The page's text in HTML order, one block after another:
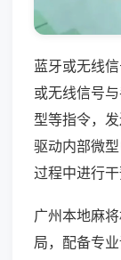
蓝牙或无线
或无线信号
型等指令，
驱动内部微
过程中进行干
广州本地麻
局，配备专